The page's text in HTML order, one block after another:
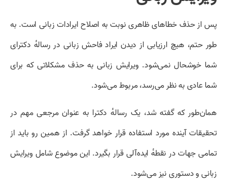
پس از حذف خطاهای ظاهری نوبت به اصلاح ایرادات زبانی است. به
طور حتم، هیچ ارزیابی از دیدن ایراد فاحش زبانی در رسالهٔ دکترای
شما خوشحال نمی‌شود. ویرایش زبانی به حذف مشکلاتی که برای
شما عادی به نظر می‌رسد، مربوط می‌شود.
همان‌طور که گفته شد، یک رسالهٔ دکترا به عنوان مرجعی مهم در
تحقیقات آینده مورد استفاده قرار خواهد گرفت. از همین رو باید از
تمامی جهات در نقطهٔ ایده‌آلی قرار بگیرد. این موضوع شامل ویرایش
زبانی و دستوری نیز می‌شود.